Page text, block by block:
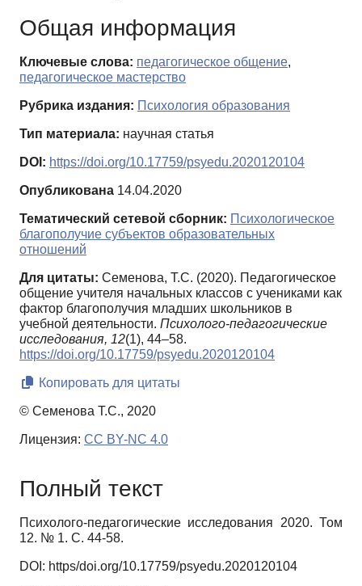
Общая информация
Ключевые слова: педагогическое общение,
педагогическое мастерство
Рубрика издания: Психология образования
Тип материала: научная статья
DOI: https://doi.org/10.17759/psyedu.2020120104
Опубликована 14.04.2020
Тематический сетевой сборник: Психологическое
благополучие субъектов образовательных
отношений
Для цитаты: Семенова, Т.С. (2020). Педагогическое
общение учителя начальных классов с учениками как
фактор благополучия младших школьников в
учебной деятельности. Психолого-педагогические
исследования, 12(1), 44–58.
https://doi.org/10.17759/psyedu.2020120104
Копировать для цитаты
© Семенова Т.С., 2020
Лицензия: CC BY-NC 4.0
Полный текст
Психолого-педагогические исследования 2020. Том
12. № 1. С. 44-58.
DOI: https/doi.org/10.17759/psyedu.2020120104